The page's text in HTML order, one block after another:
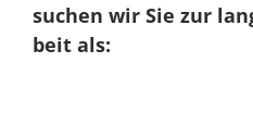
suchen wir Sie zur
beit als: